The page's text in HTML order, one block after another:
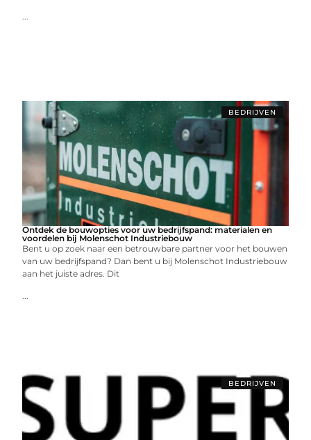
...
BEDRIJVEN
Ontdek de bouwopties voor uw bedrijfspand: materialen en
voordelen bij Molenschot Industriebouw
Bent u op zoek naar een betrouwbare partner voor het bouwen
van uw bedrijfspand? Dan bent u bij Molenschot Industriebouw
aan het juiste adres. Dit
...
BEDRIJVEN